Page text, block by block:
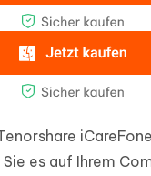
es auf Ihrem